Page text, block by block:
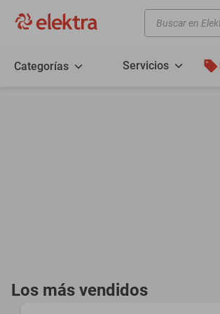
Buscar en
Categorías Servicios
Los más vendidos
motos